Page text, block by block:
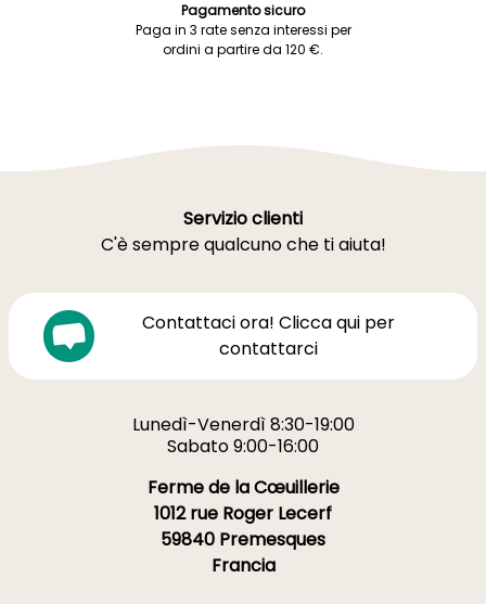
Pagamento sicuro
Paga in 3 rate senza interessi per
ordini a partire da 120 €.
Servizio clienti
C'è sempre qualcuno che ti aiuta!
Contattaci ora! Clicca qui per
contattarci
Lunedì-Venerdì 8:30-19:00
Sabato 9:00-16:00
Ferme de la Cœuillerie
1012 rue Roger Lecerf
59840 Premesques
Francia